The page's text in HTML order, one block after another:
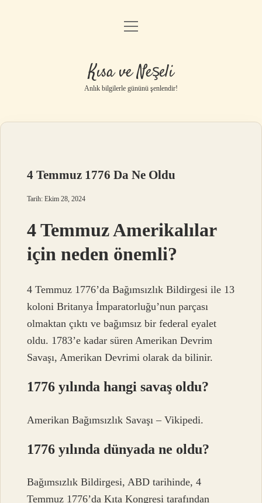
Anasayfa
Yasal Uyarı
menüyü
Kısa ve Neşeli
Anlık bilgilerle gününü şenlendir!
4 Temmuz 1776 Da Ne Oldu
Tarih: Ekim 28, 2024
4 Temmuz Amerikalılar
için neden önemli?
4 Temmuz 1776’da Bağımsızlık Bildirgesi ile 13
koloni Britanya İmparatorluğu’nun parçası
olmaktan çıktı ve bağımsız bir federal eyalet
oldu. 1783’e kadar süren Amerikan Devrim
Savaşı, Amerikan Devrimi olarak da bilinir.
1776 yılında hangi savaş oldu?
Amerikan Bağımsızlık Savaşı – Vikipedi.
1776 yılında dünyada ne oldu?
Bağımsızlık Bildirgesi, ABD tarihinde, 4
Temmuz 1776’da Kıta Kongresi tarafından